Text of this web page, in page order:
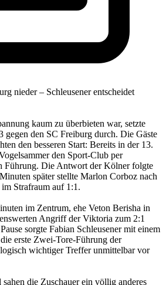
nieder – Schleusener entscheidet
kaum zu überbieten war, setzte
den SC Freiburg durch. Die Gäste
den besseren Start: Bereits in der 13.
den Sport-Club per
Führung. Die Antwort der Kölner folgte
später stellte Marlon Corboz nach
Strafraum auf 1:1.
im Zentrum, ehe Veton Berisha in
Angriff der Viktoria zum 2:1
sorgte Fabian Schleusener mit einem
erste Zwei-Tore-Führung der
wichtiger Treffer unmittelbar vor
die Zuschauer ein völlig anderes